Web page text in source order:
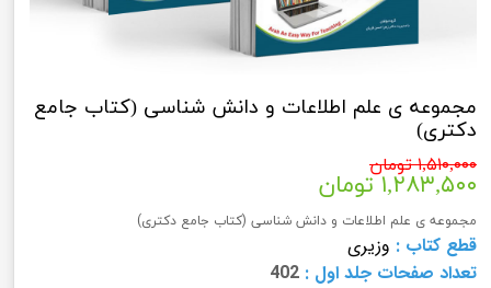
مجموعه ی علم اطلاعات و دانش شناسی (کتاب جامع
دکتری)
۱,۵۱۰,۰۰۰ تومان
۱,۲۸۳,۵۰۰ تومان
مجموعه ی علم اطلاعات و دانش شناسی (کتاب جامع دکتری)
قطع کتاب : وزیری
تعداد صفحات جلد اول :